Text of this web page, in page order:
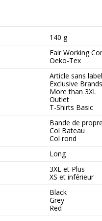
140 g
Fair Working
Oeko-Tex
Article sans label
Exclusive Brands
More than 3XL
Outlet
T-Shirts Basic
Bande de
Col Bateau
Col rond
Long
3XL et Plus
XS et inférieur
Black
Grey
Red